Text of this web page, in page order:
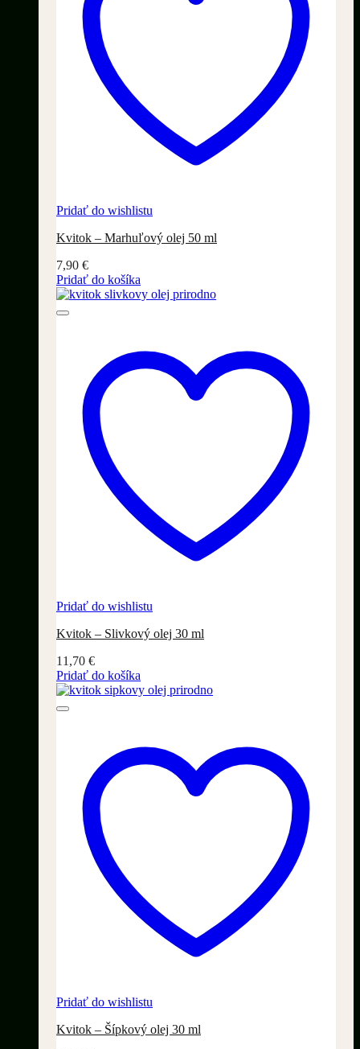
Pridať do wishlistu
Kvitok – Marhuľový olej 50 ml
7,90 €
Pridať do košíka
Pridať do wishlistu
Kvitok – Slivkový olej 30 ml
11,70 €
Pridať do košíka
Pridať do wishlistu
Kvitok – Šípkový olej 30 ml